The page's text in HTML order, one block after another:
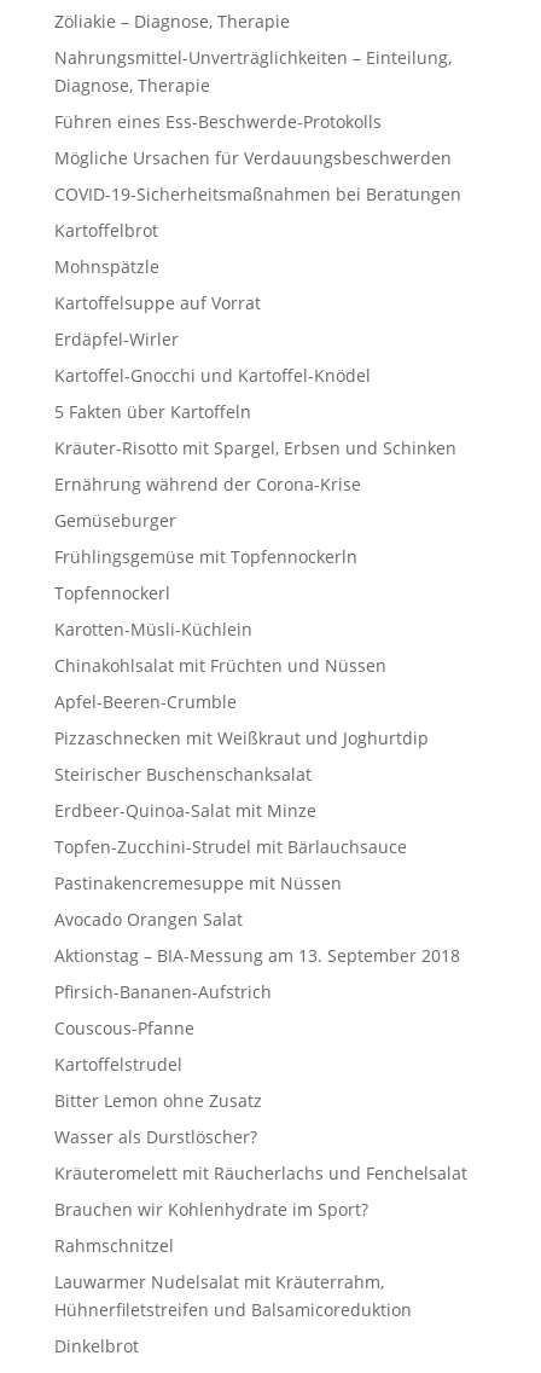
Zöliakie – Diagnose, Therapie
Nahrungsmittel-Unverträglichkeiten – Einteilung,
Diagnose, Therapie
Führen eines Ess-Beschwerde-Protokolls
Mögliche Ursachen für Verdauungsbeschwerden
COVID-19-Sicherheitsmaßnahmen bei Beratungen
Kartoffelbrot
Mohnspätzle
Kartoffelsuppe auf Vorrat
Erdäpfel-Wirler
Kartoffel-Gnocchi und Kartoffel-Knödel
5 Fakten über Kartoffeln
Kräuter-Risotto mit Spargel, Erbsen und Schinken
Ernährung während der Corona-Krise
Gemüseburger
Frühlingsgemüse mit Topfennockerln
Topfennockerl
Karotten-Müsli-Küchlein
Chinakohlsalat mit Früchten und Nüssen
Apfel-Beeren-Crumble
Pizzaschnecken mit Weißkraut und Joghurtdip
Steirischer Buschenschanksalat
Erdbeer-Quinoa-Salat mit Minze
Topfen-Zucchini-Strudel mit Bärlauchsauce
Pastinakencremesuppe mit Nüssen
Avocado Orangen Salat
Aktionstag – BIA-Messung am 13. September 2018
Pfirsich-Bananen-Aufstrich
Couscous-Pfanne
Kartoffelstrudel
Bitter Lemon ohne Zusatz
Wasser als Durstlöscher?
Kräuteromelett mit Räucherlachs und Fenchelsalat
Brauchen wir Kohlenhydrate im Sport?
Rahmschnitzel
Lauwarmer Nudelsalat mit Kräuterrahm,
Hühnerfiletstreifen und Balsamicoreduktion
Dinkelbrot